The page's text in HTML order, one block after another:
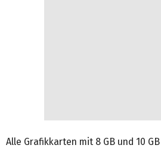
Alle Grafikkarten mit 8 GB und 10